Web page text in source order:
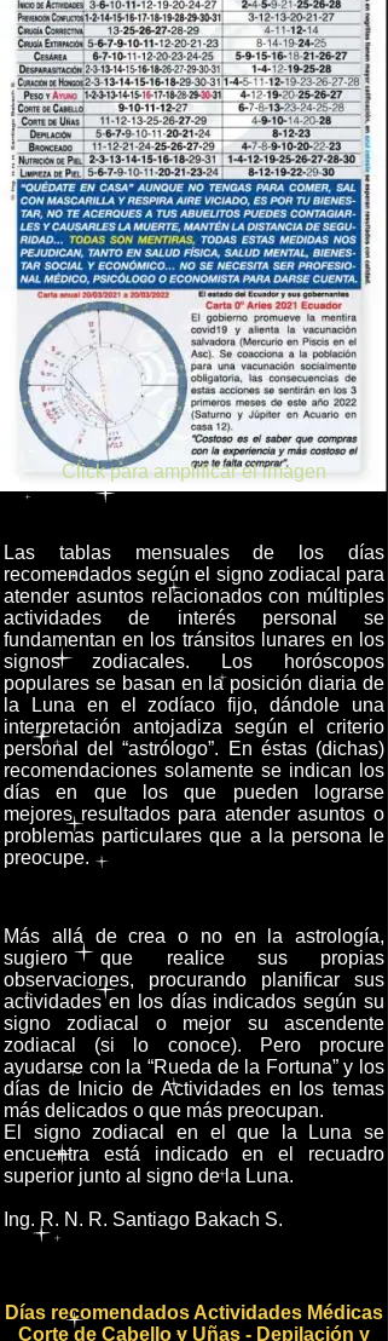
Más allá de crea o no en la astrología,
sugiero que realice sus propias
observaciones, procurando planificar sus
actividades en los días indicados según su
signo zodiacal o mejor su ascendente
zodiacal (si lo conoce). Pero procure
ayudarse con la “Rueda de la Fortuna” y los
días de Inicio de Actividades en los temas
más delicados o que más preocupan.
El signo zodiacal en el que la Luna se
encuentra está indicado en el recuadro
superior junto al signo de la Luna.
Ing. R. N. R. Santiago Bakach S.
Las tablas mensuales de los días
recomendados según el signo zodiacal para
atender asuntos relacionados con múltiples
actividades de interés personal se
fundamentan en los tránsitos lunares en los
signos zodiacales. Los horóscopos
populares se basan en la posición diaria de
la Luna en el zodíaco fijo, dándole una
interpretación antojadiza según el criterio
personal del “astrólogo”. En éstas (dichas)
recomendaciones solamente se indican los
días en que los que pueden lograrse
mejores resultados para atender asuntos o
problemas particulares que a la persona le
preocupe.
Días recomendados Actividades Médicas
Corte de Cabello y Uñas - Depilación y
Click para amplificar el imagen
Click para amplificar el imagen